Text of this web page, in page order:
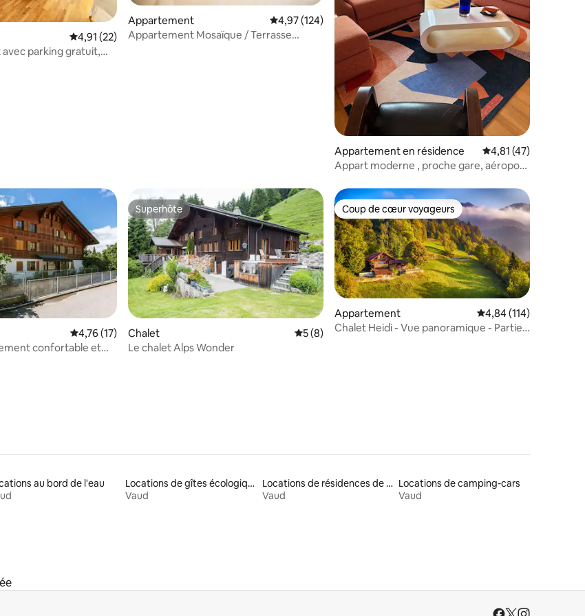
de 30 commentaires : 5 sur 5
Évaluation moyenne sur la base de 22 commentaires : 4,91 sur 5
4,91 (22)
parking gratuit,
Appartement Évaluation moyenne sur la base de 124 commentaires : 4,97 sur 5
4,97 (124)
Appartement Mosaïque / Terrasse
Appartement en résidence Évaluation moyenne
4,81 (47)
Appart moderne , proche gare, aéroport
de 3 commentaires : 4,33 sur 5
Évaluation moyenne sur la base de 17 commentaires : 4,76 sur 5
4,76 (17)
confortable et
Superhôte
Superhôte
Chalet Évaluation moyenne sur la base de 8 commentaires : 5 sur 5
5 (8)
Le chalet Alps Wonder
Coup de cœur voyageurs
Coup de cœur voyageurs
Appartement Évaluation moyenne
4,84 (114)
Chalet Heidi - Vue panoramique - Partie
au bord de l'eau
Locations de gîtes écologiques
Vaud
Locations de résidences de tourisme
Vaud
Locations de camping-cars
Vaud